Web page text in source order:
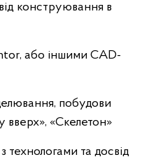
конструювання в
або іншими CAD-
побудови
вверх», «Скелетон»
технологами та досвід